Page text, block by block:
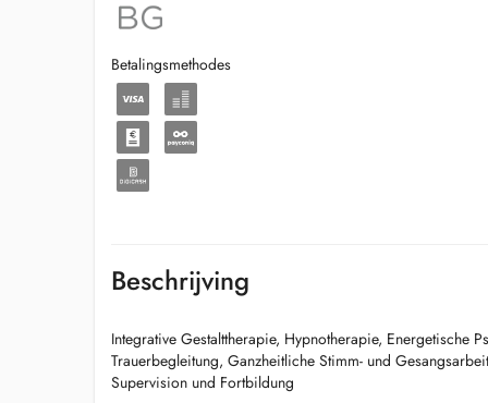
Betalingsmethodes
Beschrijving
Integrative Gestalttherapie, Hypnotherapie, Energetische
Trauerbegleitung, Ganzheitliche Stimm- und Gesangsarbeit
Supervision und Fortbildung